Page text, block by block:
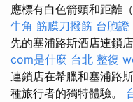
應標有白色箭頭和距離
牛角 筋膜刀撥筋 台胞證
先的塞浦路斯酒店連鎖
com是什麼 台北 整復
連鎖店在希臘和塞浦路
種旅行者的獨特體驗。